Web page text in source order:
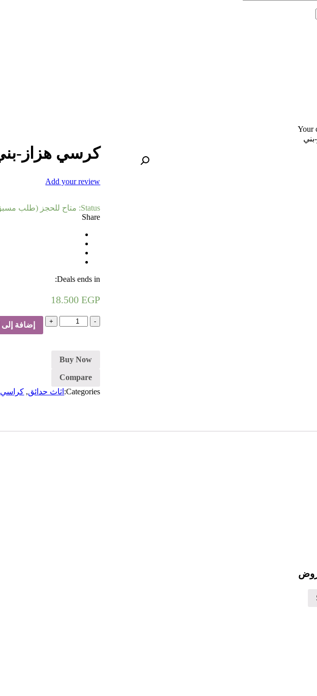
Your
كرسي هزاز-
Add your review
Status: متاح للحجز (طلب
Share
Deals ends in:
18.500EGP
كمية
إضافة
Buy Now
Compare
Categories: اثاث حدائق, كراسي